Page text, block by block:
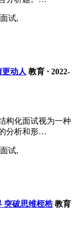
试,
动人 教育 · 2022-
构化面试视为一种
分析和形…
试,
突破思维桎梏 教育